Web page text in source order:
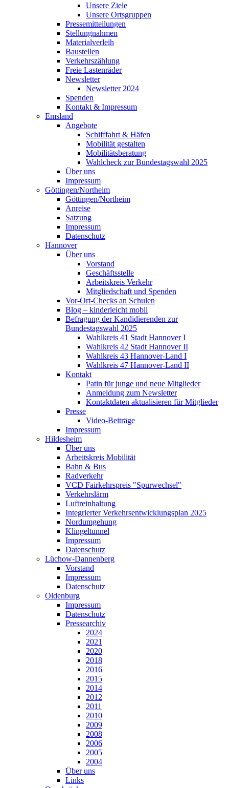
Unsere Ziele
Unsere Ortsgruppen
Pressemitteilungen
Stellungnahmen
Materialverleih
Baustellen
Verkehrszählung
Freie Lastenräder
Newsletter
Newsletter 2024
Spenden
Kontakt & Impressum
Emsland
Angebote
Schifffahrt & Häfen
Mobilität gestalten
Mobilitätsberatung
Wahlcheck zur Bundestagswahl 2025
Über uns
Impressum
Göttingen/Northeim
Göttingen/Northeim
Anreise
Satzung
Impressum
Datenschutz
Hannover
Über uns
Vorstand
Geschäftsstelle
Arbeitskreis Verkehr
Mitgliedschaft und Spenden
Vor-Ort-Checks an Schulen
Blog – kinderleicht mobil
Befragung der Kandidierenden zur
Bundestagswahl 2025
Wahlkreis 41 Stadt Hannover I
Wahlkreis 42 Stadt Hannover II
Wahlkreis 43 Hannover-Land I
Wahlkreis 47 Hannover-Land II
Kontakt
Patin für junge und neue Mitglieder
Anmeldung zum Newsletter
Kontaktdaten aktualisieren für Mitglieder
Presse
Video-Beiträge
Impressum
Hildesheim
Über uns
Arbeitskreis Mobilität
Bahn & Bus
Radverkehr
VCD Fairkehrspreis "Spurwechsel"
Verkehrslärm
Luftreinhaltung
Integrierter Verkehrsentwicklungsplan 2025
Nordumgehung
Klingeltunnel
Impressum
Datenschutz
Lüchow-Dannenberg
Vorstand
Impressum
Datenschutz
Oldenburg
Impressum
Datenschutz
Pressearchiv
2024
2021
2020
2018
2016
2015
2014
2012
2011
2010
2009
2008
2006
2005
2004
Über uns
Links